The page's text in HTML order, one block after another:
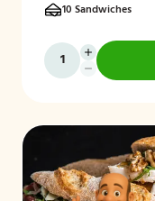
10 Sandwiches